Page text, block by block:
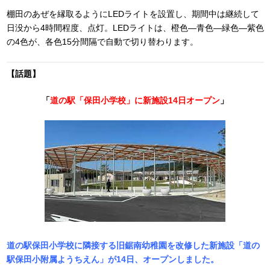
棚田のあぜを縁取るようにLEDライトを設置し、期間中は継続して
日没から4時間程度、点灯。LEDライトは、橙色―青色―緑色―紫色
の4色が、各色15分間隔で自動で切り替わります。
【話題】
「道の駅「保田小学校」に新施設14日オープン 」
道の駅保田小学校に隣接する旧鋸南幼稚園を改修した新施設「道の
駅保田小附属ようちえん」が14日、オープンしました。